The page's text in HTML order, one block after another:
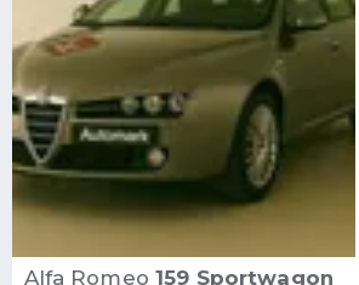
Alfa Romeo 159 Sportwagon